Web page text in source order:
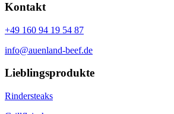
Kontakt
+49 160 94 19 54 87
info@auenland-beef.de
Lieblingsprodukte
Rindersteaks